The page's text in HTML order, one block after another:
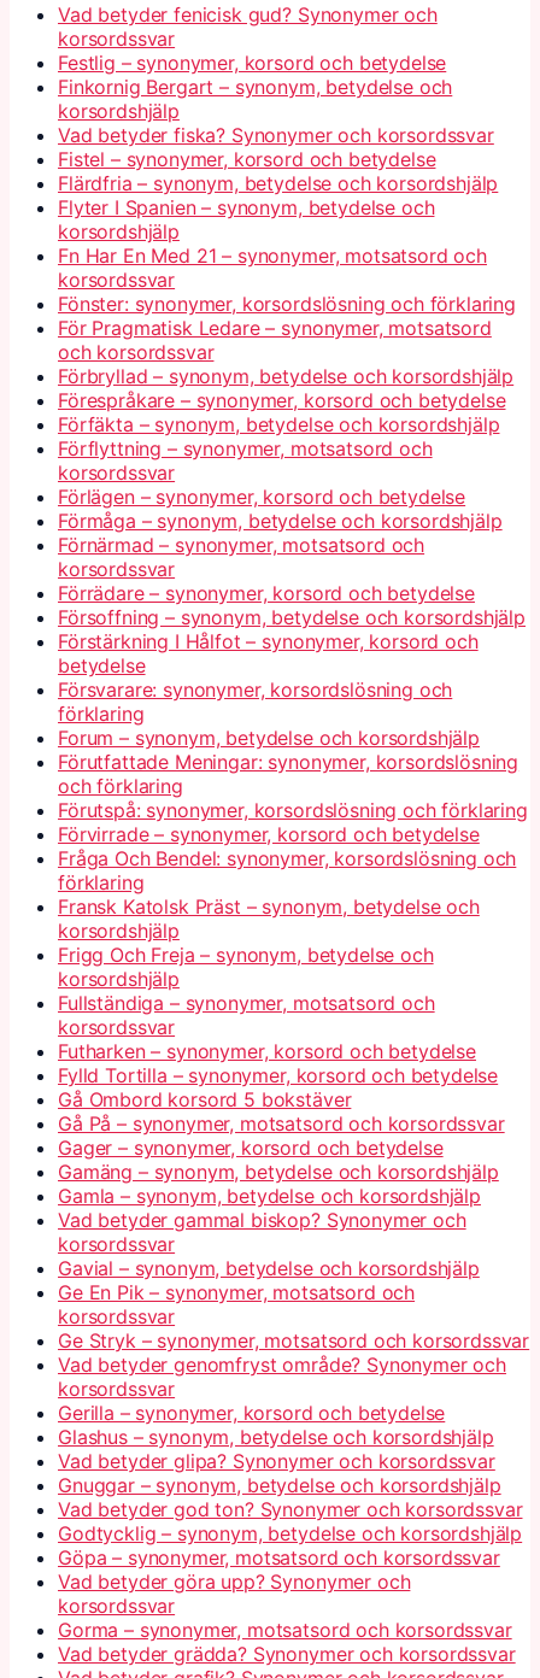
Vad betyder fenicisk gud? Synonymer och
korsordssvar
Festlig – synonymer, korsord och betydelse
Finkornig Bergart – synonym, betydelse och
korsordshjälp
Vad betyder fiska? Synonymer och korsordssvar
Fistel – synonymer, korsord och betydelse
Flärdfria – synonym, betydelse och korsordshjälp
Flyter I Spanien – synonym, betydelse och
korsordshjälp
Fn Har En Med 21 – synonymer, motsatsord och
korsordssvar
Fönster: synonymer, korsordslösning och förklaring
För Pragmatisk Ledare – synonymer, motsatsord
och korsordssvar
Förbryllad – synonym, betydelse och korsordshjälp
Förespråkare – synonymer, korsord och betydelse
Förfäkta – synonym, betydelse och korsordshjälp
Förflyttning – synonymer, motsatsord och
korsordssvar
Förlägen – synonymer, korsord och betydelse
Förmåga – synonym, betydelse och korsordshjälp
Förnärmad – synonymer, motsatsord och
korsordssvar
Förrädare – synonymer, korsord och betydelse
Försoffning – synonym, betydelse och korsordshjälp
Förstärkning I Hålfot – synonymer, korsord och
betydelse
Försvarare: synonymer, korsordslösning och
förklaring
Forum – synonym, betydelse och korsordshjälp
Förutfattade Meningar: synonymer, korsordslösning
och förklaring
Förutspå: synonymer, korsordslösning och förklaring
Förvirrade – synonymer, korsord och betydelse
Fråga Och Bendel: synonymer, korsordslösning och
förklaring
Fransk Katolsk Präst – synonym, betydelse och
korsordshjälp
Frigg Och Freja – synonym, betydelse och
korsordshjälp
Fullständiga – synonymer, motsatsord och
korsordssvar
Futharken – synonymer, korsord och betydelse
Fylld Tortilla – synonymer, korsord och betydelse
Gå Ombord korsord 5 bokstäver
Gå På – synonymer, motsatsord och korsordssvar
Gager – synonymer, korsord och betydelse
Gamäng – synonym, betydelse och korsordshjälp
Gamla – synonym, betydelse och korsordshjälp
Vad betyder gammal biskop? Synonymer och
korsordssvar
Gavial – synonym, betydelse och korsordshjälp
Ge En Pik – synonymer, motsatsord och
korsordssvar
Ge Stryk – synonymer, motsatsord och korsordssvar
Vad betyder genomfryst område? Synonymer och
korsordssvar
Gerilla – synonymer, korsord och betydelse
Glashus – synonym, betydelse och korsordshjälp
Vad betyder glipa? Synonymer och korsordssvar
Gnuggar – synonym, betydelse och korsordshjälp
Vad betyder god ton? Synonymer och korsordssvar
Godtycklig – synonym, betydelse och korsordshjälp
Göpa – synonymer, motsatsord och korsordssvar
Vad betyder göra upp? Synonymer och
korsordssvar
Gorma – synonymer, motsatsord och korsordssvar
Vad betyder grädda? Synonymer och korsordssvar